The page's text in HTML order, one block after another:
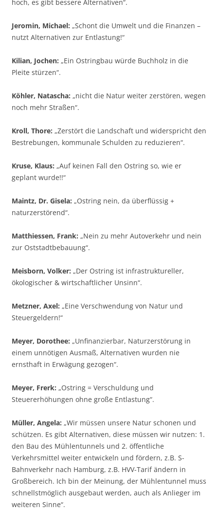
hoch, es gibt bessere Alternativen“.
Jeromin, Michael: „Schont die Umwelt und die Finanzen –
nutzt Alternativen zur Entlastung!“
Kilian, Jochen: „Ein Ostringbau würde Buchholz in die
Pleite stürzen“.
Köhler, Natascha: „nicht die Natur weiter zerstören, wegen
noch mehr Straßen“.
Kroll, Thore: „Zerstört die Landschaft und widerspricht den
Bestrebungen, kommunale Schulden zu reduzieren“.
Kruse, Klaus: „Auf keinen Fall den Ostring so, wie er
geplant wurde!!“
Maintz, Dr. Gisela: „Ostring nein, da überflüssig +
naturzerstörend“.
Matthiessen, Frank: „Nein zu mehr Autoverkehr und nein
zur Oststadtbebauung“.
Meisborn, Volker: „Der Ostring ist infrastruktureller,
ökologischer & wirtschaftlicher Unsinn“.
Metzner, Axel: „Eine Verschwendung von Natur und
Steuergeldern!“
Meyer, Dorothee: „Unfinanzierbar, Naturzerstörung in
einem unnötigen Ausmaß, Alternativen wurden nie
ernsthaft in Erwägung gezogen“.
Meyer, Frerk: „Ostring = Verschuldung und
Steuererhöhungen ohne große Entlastung“.
Müller, Angela: „Wir müssen unsere Natur schonen und
schützen. Es gibt Alternativen, diese müssen wir nutzen: 1.
den Bau des Mühlentunnels und 2. öffentliche
Verkehrsmittel weiter entwickeln und fördern, z.B. S-
Bahnverkehr nach Hamburg, z.B. HVV-Tarif ändern in
Großbereich. Ich bin der Meinung, der Mühlentunnel muss
schnellstmöglich ausgebaut werden, auch als Anlieger im
weiteren Sinne“.